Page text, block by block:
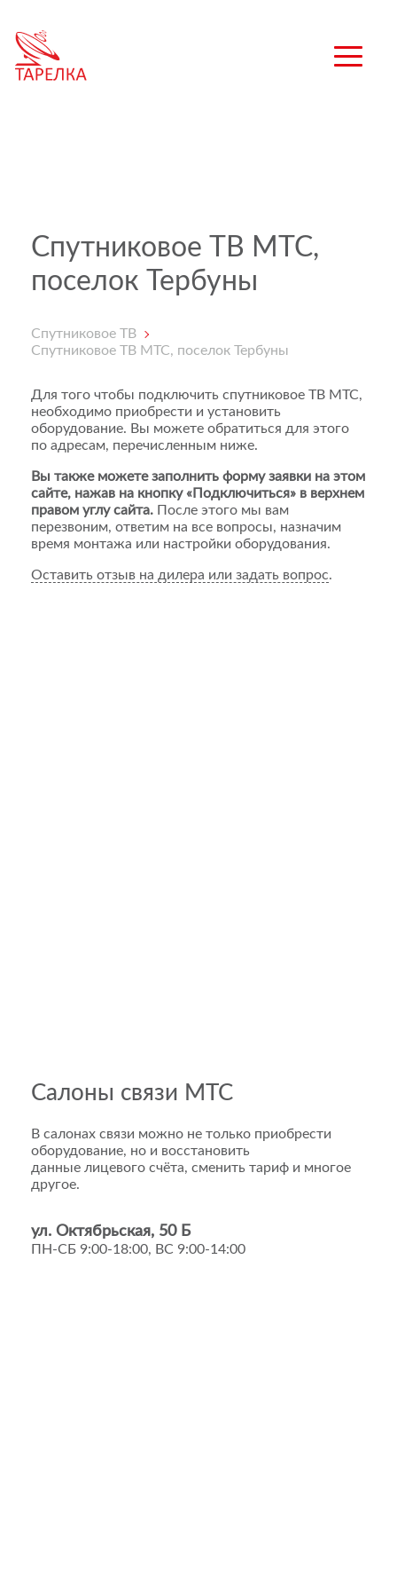
Спутниковое ТВ МТС,
поселок Тербуны
Спутниковое ТВ
Спутниковое ТВ МТС, поселок Тербуны
Для того чтобы подключить спутниковое ТВ МТС,
необходимо приобрести и установить
оборудование. Вы можете обратиться для этого
по адресам, перечисленным ниже.
Вы также можете заполнить форму заявки на этом
сайте, нажав на кнопку «Подключиться» в верхнем
правом углу сайта. После этого мы вам
перезвоним, ответим на все вопросы, назначим
время монтажа или настройки оборудования.
Оставить отзыв на дилера или задать вопрос.
Салоны связи МТС
В салонах связи можно не только приобрести
оборудование, но и восстановить
данные лицевого счёта, сменить тариф и многое
другое.
ул. Октябрьская, 50 Б
ПН-СБ 9:00-18:00, ВС 9:00-14:00